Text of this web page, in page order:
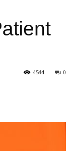
0
4544